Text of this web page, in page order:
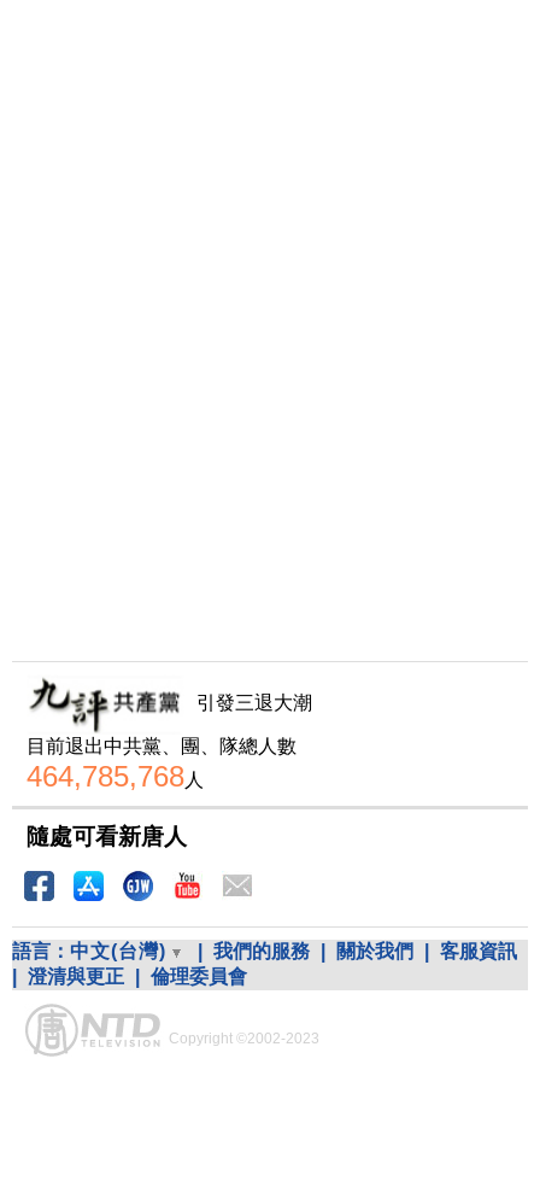
引發三退大潮
目前退出中共黨、團、隊總人數
464,785,768人
隨處可看新唐人
語言： 中文(台灣) 我們的服務 關於我們
客服資訊
澄清與更正 倫理委員會
Copyright ©2002-2023